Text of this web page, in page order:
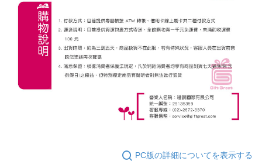
PC版の詳細についてを表示する